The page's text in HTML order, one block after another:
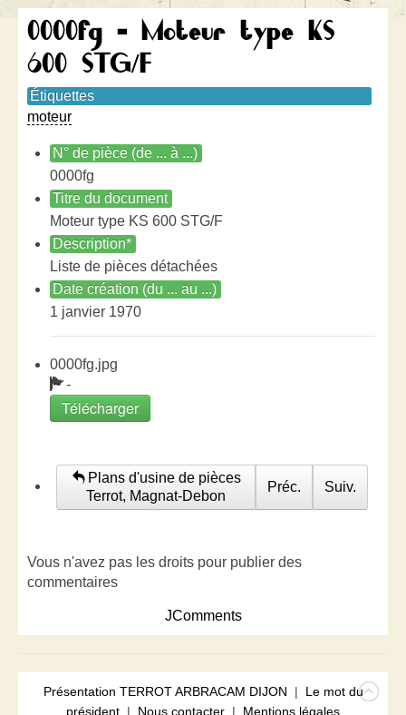
0000fg - Moteur type KS
600 STG/F
Étiquettes
moteur
N° de pièce (de ... à ...)
0000fg
Titre du document
Moteur type KS 600 STG/F
Description*
Liste de pièces détachées
Date création (du ... au ...)
1 janvier 1970
0000fg.jpg
-
Télécharger
Plans d'usine de pièces
Terrot, Magnat-Debon
Préc. Suiv.
Vous n'avez pas les droits pour publier des
commentaires
JComments
Présentation TERROT ARBRACAM DIJON | Le mot du
président | Nous contacter | Mentions légales